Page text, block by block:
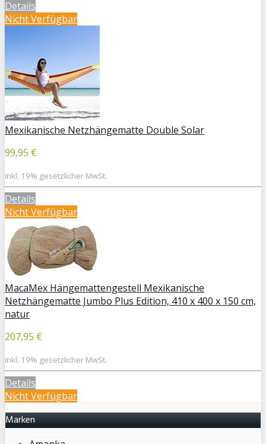
Details
Nicht Verfügbar
Mexikanische Netzhängematte Double Solar
99,95 €
inkl. 19% gesetzlicher MwSt.
Details
Nicht Verfügbar
MacaMex Hängemattengestell Mexikanische
Netzhängematte Jumbo Plus Edition, 410 x 400 x 150 cm,
natur
207,95 €
inkl. 19% gesetzlicher MwSt.
Details
Nicht Verfügbar
Marken